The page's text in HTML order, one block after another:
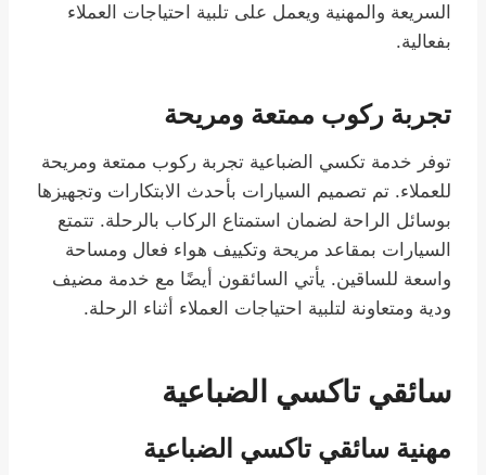
السريعة والمهنية ويعمل على تلبية احتياجات العملاء
بفعالية.
تجربة ركوب ممتعة ومريحة
توفر خدمة تكسي الضباعية تجربة ركوب ممتعة ومريحة
للعملاء. تم تصميم السيارات بأحدث الابتكارات وتجهيزها
بوسائل الراحة لضمان استمتاع الركاب بالرحلة. تتمتع
السيارات بمقاعد مريحة وتكييف هواء فعال ومساحة
واسعة للساقين. يأتي السائقون أيضًا مع خدمة مضيف
ودية ومتعاونة لتلبية احتياجات العملاء أثناء الرحلة.
سائقي تاكسي الضباعية
مهنية سائقي تاكسي الضباعية